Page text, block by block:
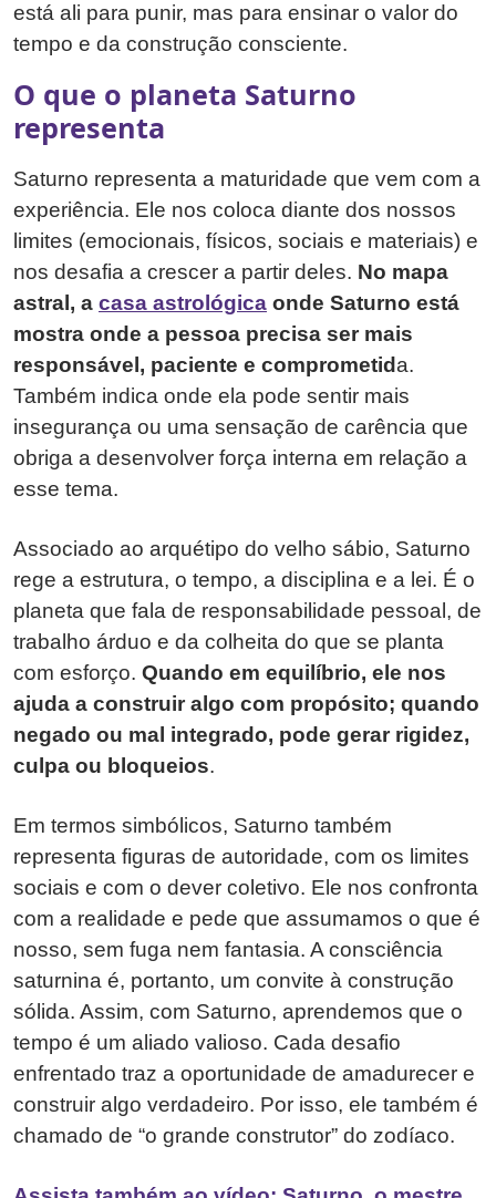
está ali para punir, mas para ensinar o valor do
tempo e da construção consciente.
O que o planeta Saturno
representa
Saturno representa a maturidade que vem com a
experiência. Ele nos coloca diante dos nossos
limites (emocionais, físicos, sociais e materiais) e
nos desafia a crescer a partir deles. No mapa
astral, a casa astrológica onde Saturno está
mostra onde a pessoa precisa ser mais
responsável, paciente e comprometida.
Também indica onde ela pode sentir mais
insegurança ou uma sensação de carência que
obriga a desenvolver força interna em relação a
esse tema.
Associado ao arquétipo do velho sábio, Saturno
rege a estrutura, o tempo, a disciplina e a lei. É o
planeta que fala de responsabilidade pessoal, de
trabalho árduo e da colheita do que se planta
com esforço. Quando em equilíbrio, ele nos
ajuda a construir algo com propósito; quando
negado ou mal integrado, pode gerar rigidez,
culpa ou bloqueios.
Em termos simbólicos, Saturno também
representa figuras de autoridade, com os limites
sociais e com o dever coletivo. Ele nos confronta
com a realidade e pede que assumamos o que é
nosso, sem fuga nem fantasia. A consciência
saturnina é, portanto, um convite à construção
sólida. Assim, com Saturno, aprendemos que o
tempo é um aliado valioso. Cada desafio
enfrentado traz a oportunidade de amadurecer e
construir algo verdadeiro. Por isso, ele também é
chamado de “o grande construtor” do zodíaco.